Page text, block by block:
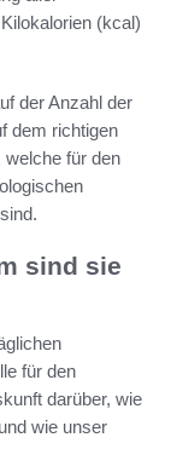
(kcal)
der Anzahl der
dem richtigen
für den
sind sie
für den
darüber, wie
wie unser